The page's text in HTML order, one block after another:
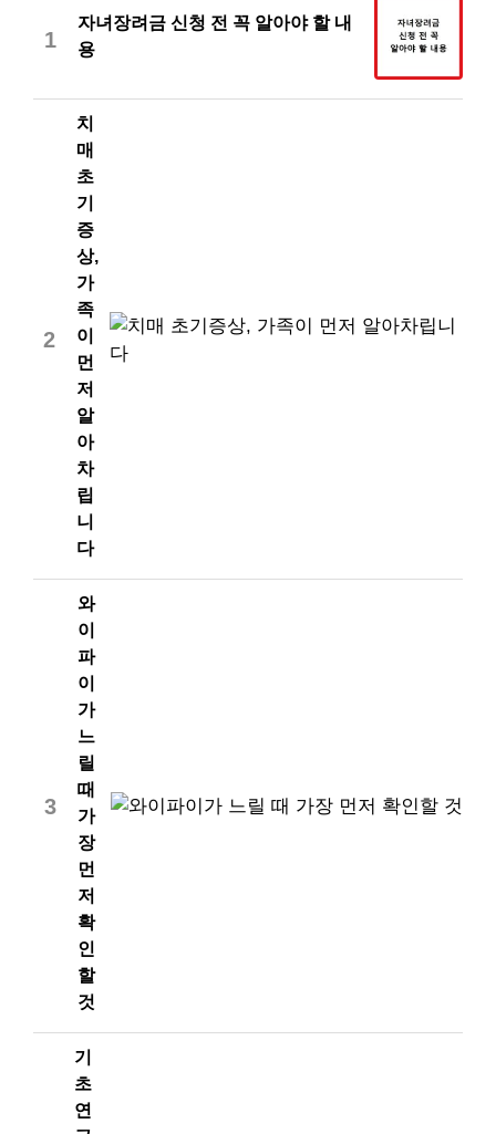
1
자녀장려금 신청 전 꼭 알아야 할 내
용
2
치
매
초
기
증
상,
가
족
이
먼
저
알
아
차
립
니
다
3
와
이
파
이
가
느
릴
때
가
장
먼
저
확
인
할
것
기
초
연